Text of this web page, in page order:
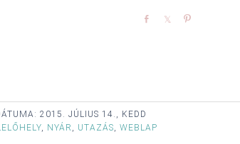
Share Share
2015. JÚLIUS 14., KEDD
, NYÁR , UTAZÁS, WEBLAP